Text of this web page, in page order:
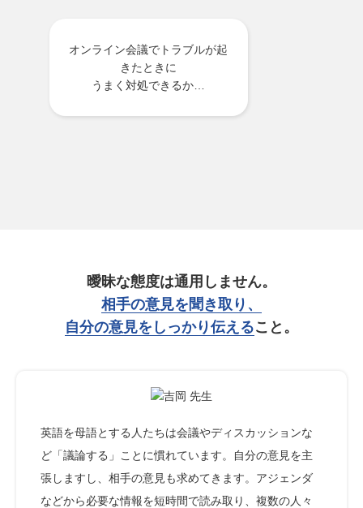
オンライン会議でトラブルが起
きたときに
うまく対処できるか…
曖昧な態度は通用しません。
相手の意見を聞き取り、
自分の意見をしっかり伝えること。
英語を母語とする人たちは会議やディスカッションな
ど「議論する」ことに慣れています。自分の意見を主
張しますし、相手の意見も求めてきます。アジェンダ
などから必要な情報を短時間で読み取り、複数の人々